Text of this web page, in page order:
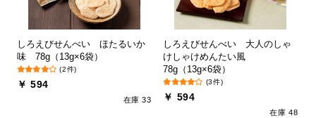
しろえびせんべい ほたるいか
味 78g（13g×6袋）
(2件)
￥ 594
在庫 33
しろえびせんべい 大人のしゃ
けしゃけめんたい風
78g（13g×6袋）
(3件)
￥ 594
在庫 48